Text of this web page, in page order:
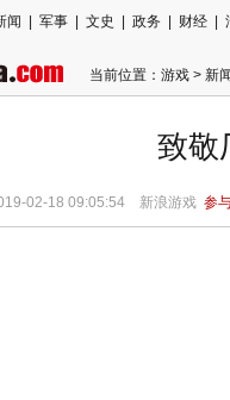
闻 军事 文史 政务 财经
当前位置： 游戏 > 新
致敬
02-18 09:05:54 新浪游戏 参